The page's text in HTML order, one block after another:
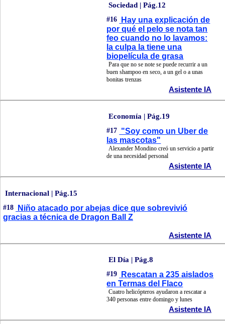
Sociedad | Pág.12
#16
Hay una explicación de
por qué el pelo se nota tan
feo cuando no lo lavamos:
la culpa la tiene una
biopelícula de grasa
Para que no se note se puede recurrir a un
buen shampoo en seco, a un gel o a unas
bonitas trenzas
Asistente IA
Economía | Pág.19
#17 "Soy como un Uber de
las mascotas"
Alexander Mondino creó un servicio a partir
de una necesidad personal
Asistente IA
Internacional | Pág.15
#18
Niño atacado por abejas dice que sobrevivió
gracias a técnica de Dragon Ball Z
Asistente IA
El Día | Pág.8
#19
Rescatan a 235 aislados
en Termas del Flaco
Cuatro helicópteros ayudaron a rescatar a
340 personas entre domingo y lunes
Asistente IA